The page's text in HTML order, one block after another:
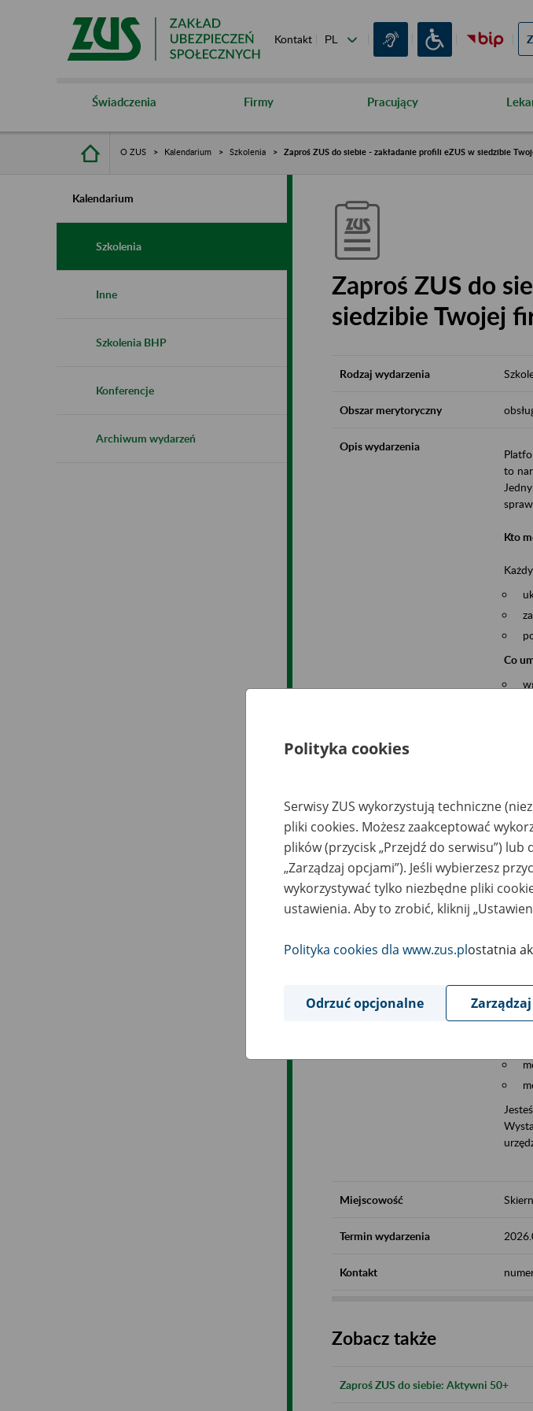
Kontakt
Świadczenia Firmy Pracujący
O ZUS Kalendarium Szkolenia Zaproś ZUS do siebie - zakładanie profili eZUS w siedzibie
Kalendarium
Szkolenia
Inne
Szkolenia BHP
Konferencje
Archiwum wydarzeń
Zaproś ZUS do
siedzibie Twojej
Rodzaj wydarzenia
Obszar merytoryczny
Opis wydarzenia
to
Kto
Co
Jeśli
Jeśli
Miejscowość
Termin wydarzenia
Kontakt
Zobacz także
Zaproś ZUS do siebie: Aktywni 50+
Polityka cookies
Serwisy ZUS wykorzystują techniczne
pliki cookies. Możesz zaakceptować
plików (przycisk „Przejdź do serwisu”)
„Zarządzaj opcjami”). Jeśli wybierzesz
wykorzystywać tylko niezbędne pliki
ustawienia. Aby to zrobić, kliknij
Polityka cookies dla www.zus.plostatnia
Odrzuć opcjonalne